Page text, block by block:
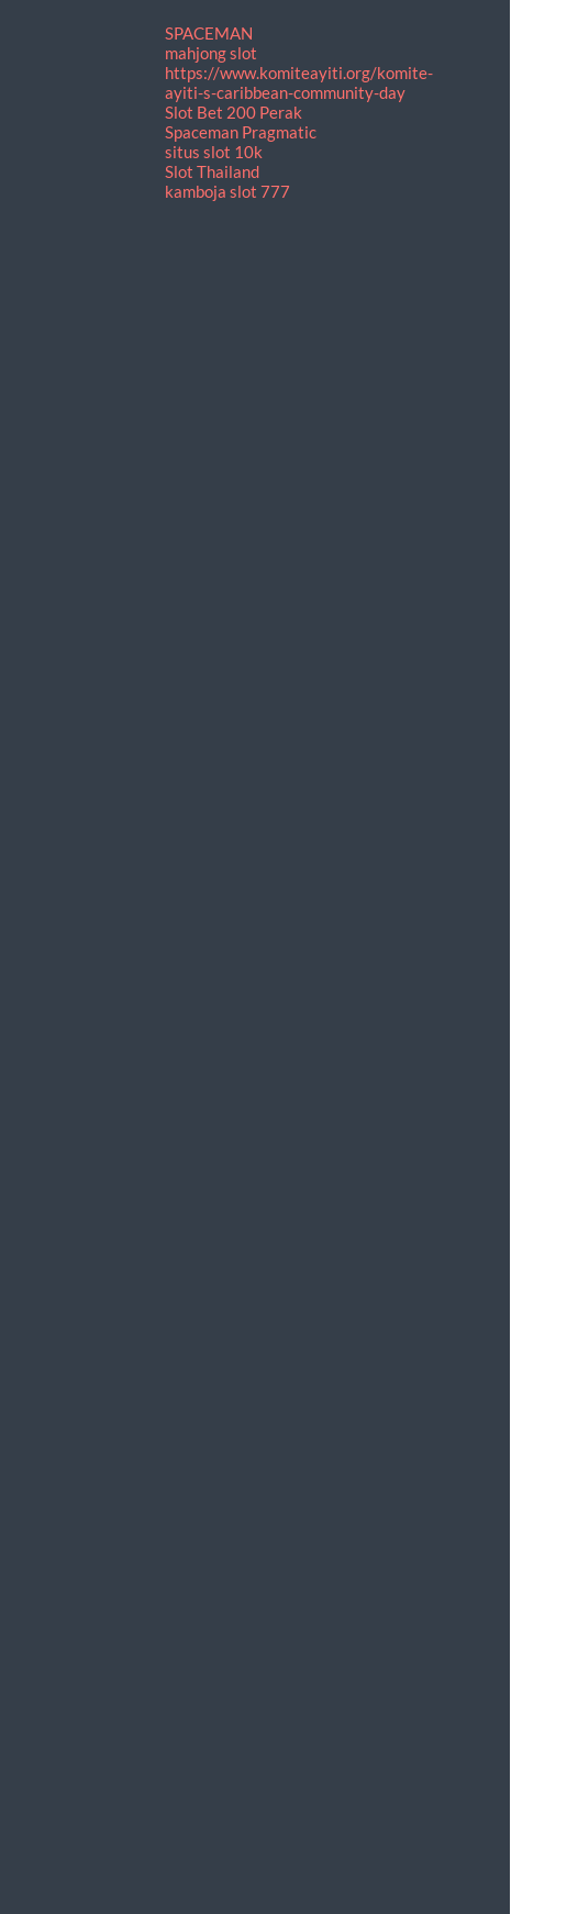
SPACEMAN
mahjong slot
https://www.komiteayiti.org/komite-
ayiti-s-caribbean-community-day
Slot Bet 200 Perak
Spaceman Pragmatic
situs slot 10k
Slot Thailand
kamboja slot 777